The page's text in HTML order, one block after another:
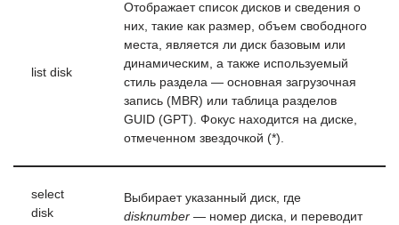
list disk
Отображает список дисков и сведения о
них, такие как размер, объем свободного
места, является ли диск базовым или
динамическим, а также используемый
стиль раздела — основная загрузочная
запись (MBR) или таблица разделов
GUID (GPT). Фокус находится на диске,
отмеченном звездочкой (*).
select
disk
Выбирает указанный диск, где
disknumber — номер диска, и переводит